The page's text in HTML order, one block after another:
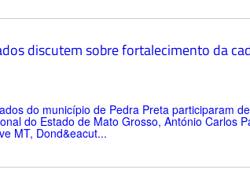
discutem sobre fortalecimento da
do município de Pedra Preta participaram
do Estado de Mato Grosso, António Carlos
MT, Dond&eacut...